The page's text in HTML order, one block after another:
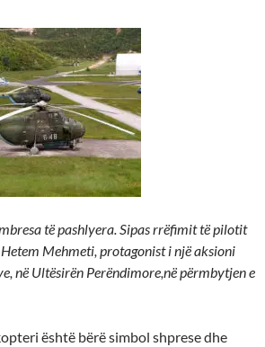
të pashlyera. Sipas rrëfimit të pilotit
Mehmeti, protagonist i një aksioni
në Ultësirën Perëndimore,në përmbytjen e
është bërë simbol shprese dhe